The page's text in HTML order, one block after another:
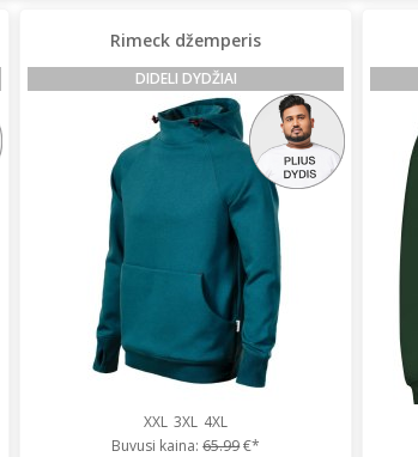
Rimeck džemperis
DIDELI DYDŽIAI
XXL 3XL 4XL
Buvusi kaina:65.99€*